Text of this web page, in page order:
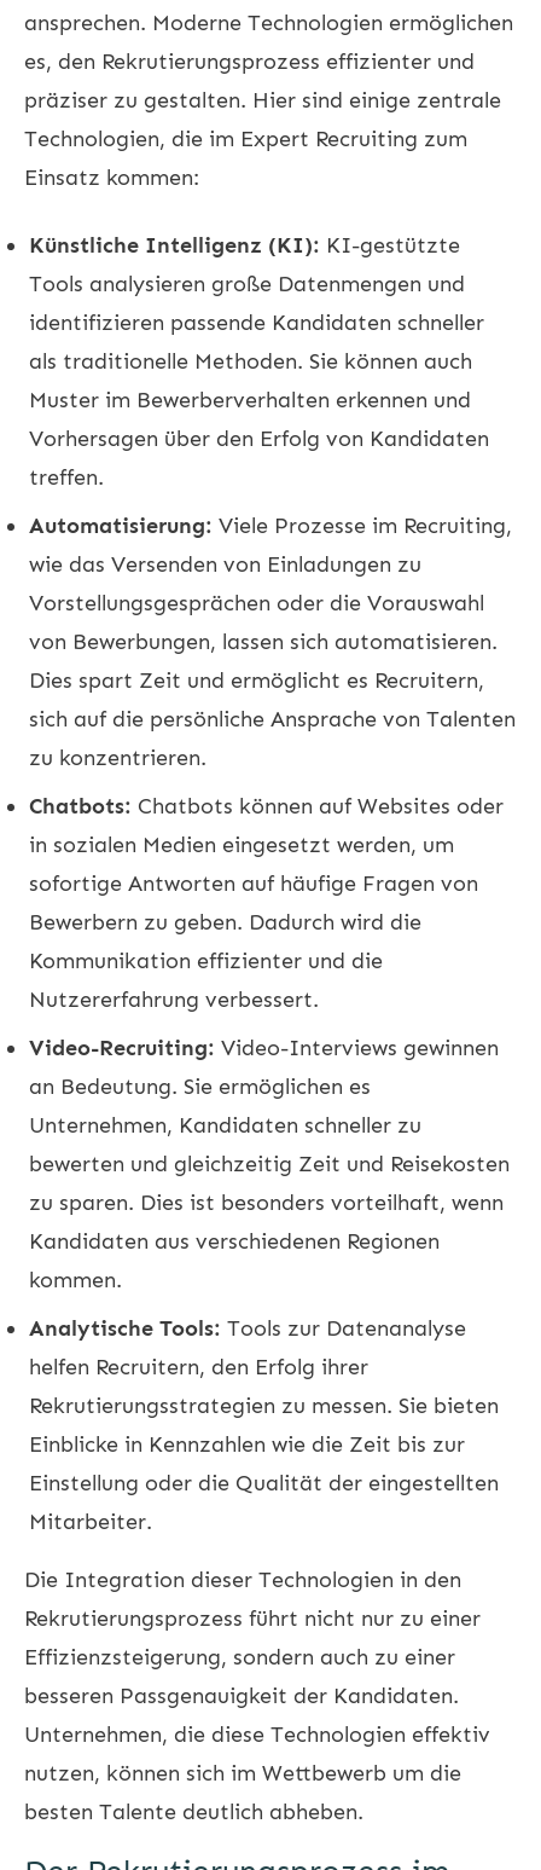
ansprechen. Moderne Technologien ermöglichen
es, den Rekrutierungsprozess effizienter und
präziser zu gestalten. Hier sind einige zentrale
Technologien, die im Expert Recruiting zum
Einsatz kommen:
Künstliche Intelligenz (KI): KI-gestützte
Tools analysieren große Datenmengen und
identifizieren passende Kandidaten schneller
als traditionelle Methoden. Sie können auch
Muster im Bewerberverhalten erkennen und
Vorhersagen über den Erfolg von Kandidaten
treffen.
Automatisierung: Viele Prozesse im Recruiting,
wie das Versenden von Einladungen zu
Vorstellungsgesprächen oder die Vorauswahl
von Bewerbungen, lassen sich automatisieren.
Dies spart Zeit und ermöglicht es Recruitern,
sich auf die persönliche Ansprache von Talenten
zu konzentrieren.
Chatbots: Chatbots können auf Websites oder
in sozialen Medien eingesetzt werden, um
sofortige Antworten auf häufige Fragen von
Bewerbern zu geben. Dadurch wird die
Kommunikation effizienter und die
Nutzererfahrung verbessert.
Video-Recruiting: Video-Interviews gewinnen
an Bedeutung. Sie ermöglichen es
Unternehmen, Kandidaten schneller zu
bewerten und gleichzeitig Zeit und Reisekosten
zu sparen. Dies ist besonders vorteilhaft, wenn
Kandidaten aus verschiedenen Regionen
kommen.
Analytische Tools: Tools zur Datenanalyse
helfen Recruitern, den Erfolg ihrer
Rekrutierungsstrategien zu messen. Sie bieten
Einblicke in Kennzahlen wie die Zeit bis zur
Einstellung oder die Qualität der eingestellten
Mitarbeiter.
Die Integration dieser Technologien in den
Rekrutierungsprozess führt nicht nur zu einer
Effizienzsteigerung, sondern auch zu einer
besseren Passgenauigkeit der Kandidaten.
Unternehmen, die diese Technologien effektiv
nutzen, können sich im Wettbewerb um die
besten Talente deutlich abheben.